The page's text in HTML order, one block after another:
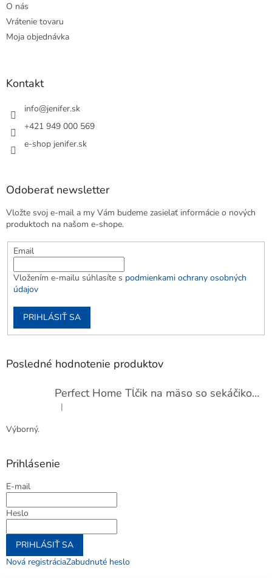
O nás
Vrátenie tovaru
Moja objednávka
Kontakt
info@jenifer.sk
+421 949 000 569
e-shop jenifer.sk
Odoberať newsletter
Vložte svoj e-mail a my Vám budeme zasielať informácie o nových
produktoch na našom e-shope.
Email
Vložením e-mailu súhlasíte s podmienkami ochrany osobných
údajov
PRIHLÁSIŤ SA
Posledné hodnotenie produktov
Perfect Home Tĺčik na mäso so sekáčikom, 56893
Hodnotenie produktu je 5 z 5 hviezdičiek.
|
Výborný.
Prihlásenie
E-mail
Heslo
PRIHLÁSIŤ SA
Nová registráciaZabudnuté heslo